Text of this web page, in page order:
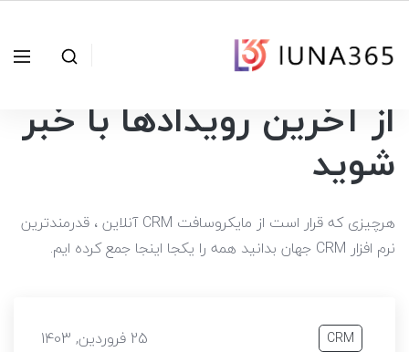
از آخرین رویدادها با خبر
شوید
هرچیزی که قرار است از مایکروسافت CRM آنلاین ، قدرمندترین
نرم افزار CRM جهان بدانید همه را یکجا اینجا جمع کرده ایم.
CRM 25 فروردین, 1403